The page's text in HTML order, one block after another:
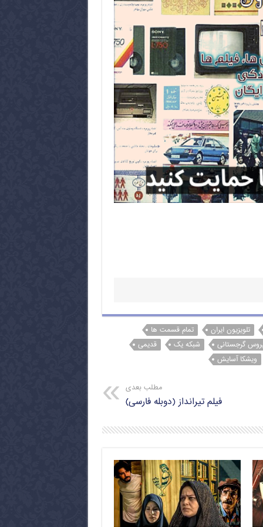
تلویزیون ایران
تمام قسمت ها
گرجستانی شبکه یک
قدیمی
ویشکا آسایش
مطلب بعدی
فیلم تیرانداز (دوبله فارسی)